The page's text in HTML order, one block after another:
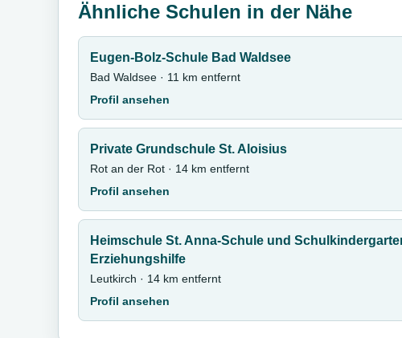
Ähnliche Schulen in der Nähe
Eugen-Bolz-Schule Bad Waldsee
Bad Waldsee · 11 km entfernt
Profil ansehen
Private Grundschule St. Aloisius
Rot an der Rot · 14 km entfernt
Profil ansehen
Heimschule St. Anna-Schule und
Erziehungshilfe
Leutkirch · 14 km entfernt
Profil ansehen